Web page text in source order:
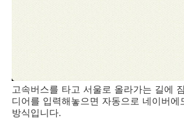
고속버스를 타고 서울로 올라가는 길에
디어를 입력해놓으면 자동으로 네이버에
방식입니다.